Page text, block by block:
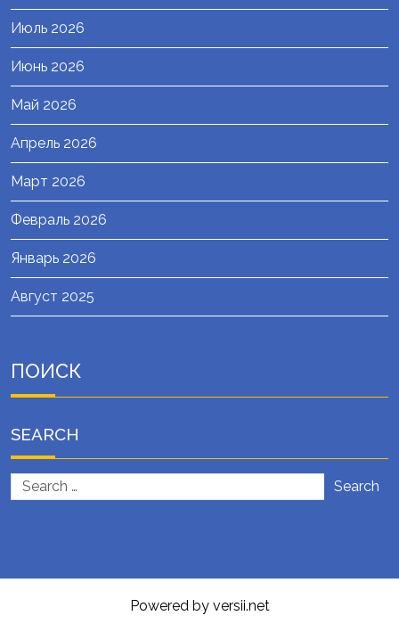
Июль 2026
Июнь 2026
Май 2026
Апрель 2026
Март 2026
Февраль 2026
Январь 2026
Август 2025
ПОИСК
SEARCH
Search
Powered by versii.net